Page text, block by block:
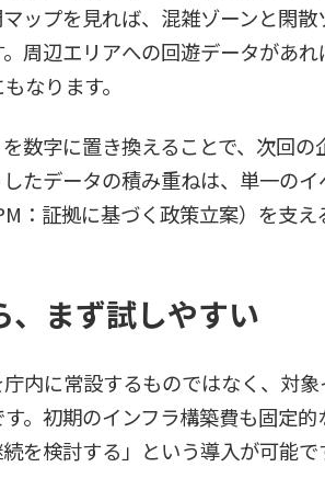
ップを見れば、混雑ゾーンと閑
周辺エリアへの回遊データがあ
なります。
を数字に置き換えることで、次回
たデータの積み重ねは、単一の
：証拠に基づく政策立案）を支え
、まず試しやすい
内に常設するものではなく、対
。初期のインフラ構築費も固定
を検討する」という導入が可能で